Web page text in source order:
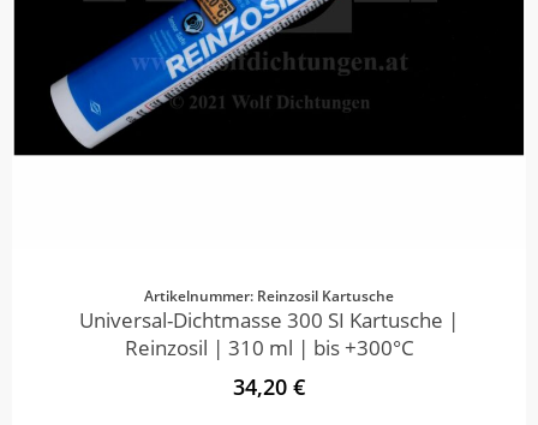
Artikelnummer: Reinzosil Kartusche
Universal-Dichtmasse 300 SI Kartusche |
Reinzosil | 310 ml | bis +300°C
34,20 €